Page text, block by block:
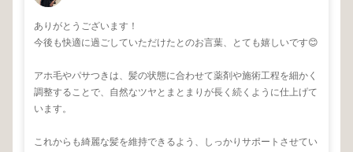
ありがとうございます！
今後も快適に過ごしていただけたとのお言葉、とても嬉しいです😊
アホ毛やパサつきは、髪の状態に合わせて薬剤や施術工程を細かく
調整することで、自然なツヤとまとまりが長く続くように仕上げて
います。
これからも綺麗な髪を維持できるよう、しっかりサポートさせてい